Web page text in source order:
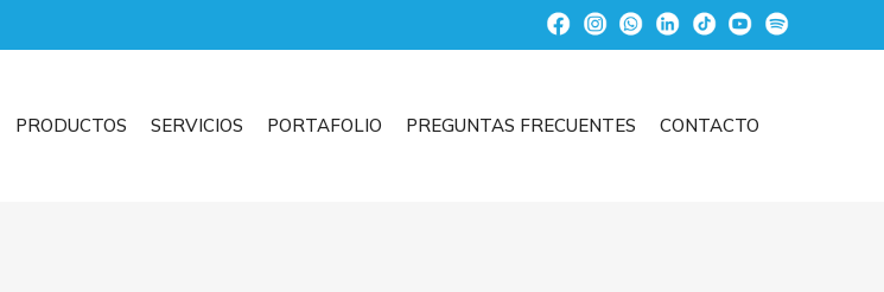
PRODUCTOS SERVICIOS PORTAFOLIO PREGUNTAS FRECUENTES CONTACTO